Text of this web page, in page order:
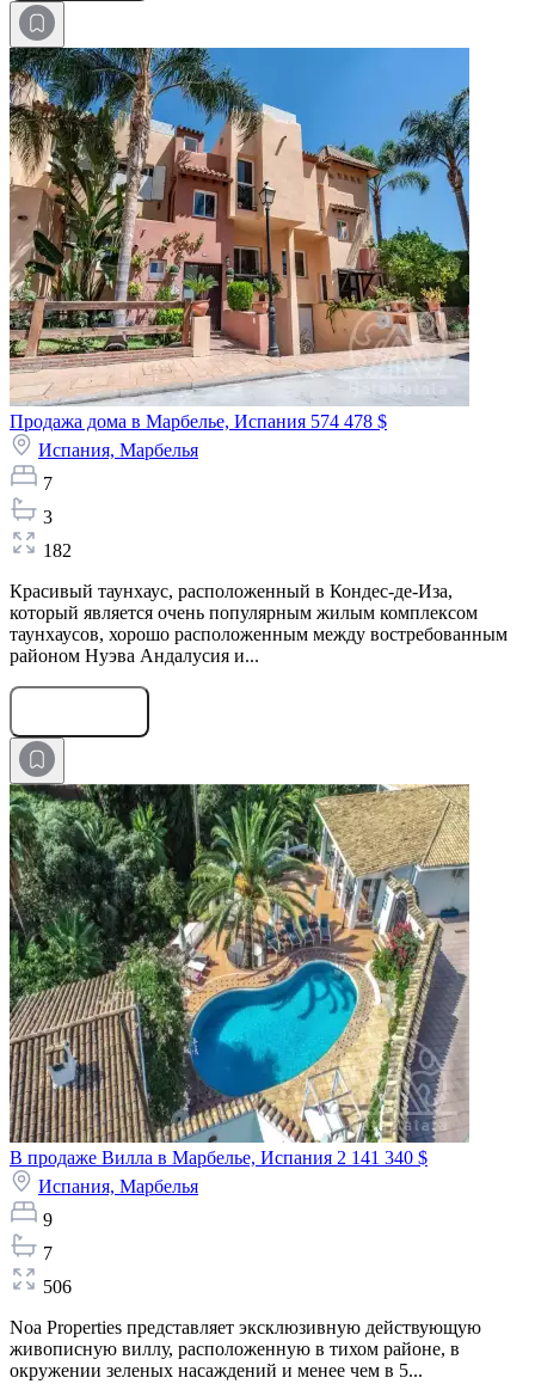
Продажа дома в Марбелье, Испания 574 478 $
Испания, Марбелья
7
3
182
Красивый таунхаус, расположенный в Кондес-де-Иза,
который является очень популярным жилым комплексом
таунхаусов, хорошо расположенным между востребованным
районом Нуэва Андалусия и...
В продаже Вилла в Марбелье, Испания 2 141 340 $
Испания, Марбелья
9
7
506
Noa Properties представляет эксклюзивную действующую
живописную виллу, расположенную в тихом районе, в
окружении зеленых насаждений и менее чем в 5...